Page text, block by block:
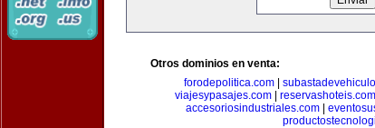
Otros dominios en venta:
forodepolitica.com|
viajesypasajes.com
reservashoteis.com
accesoriosindustriales.com